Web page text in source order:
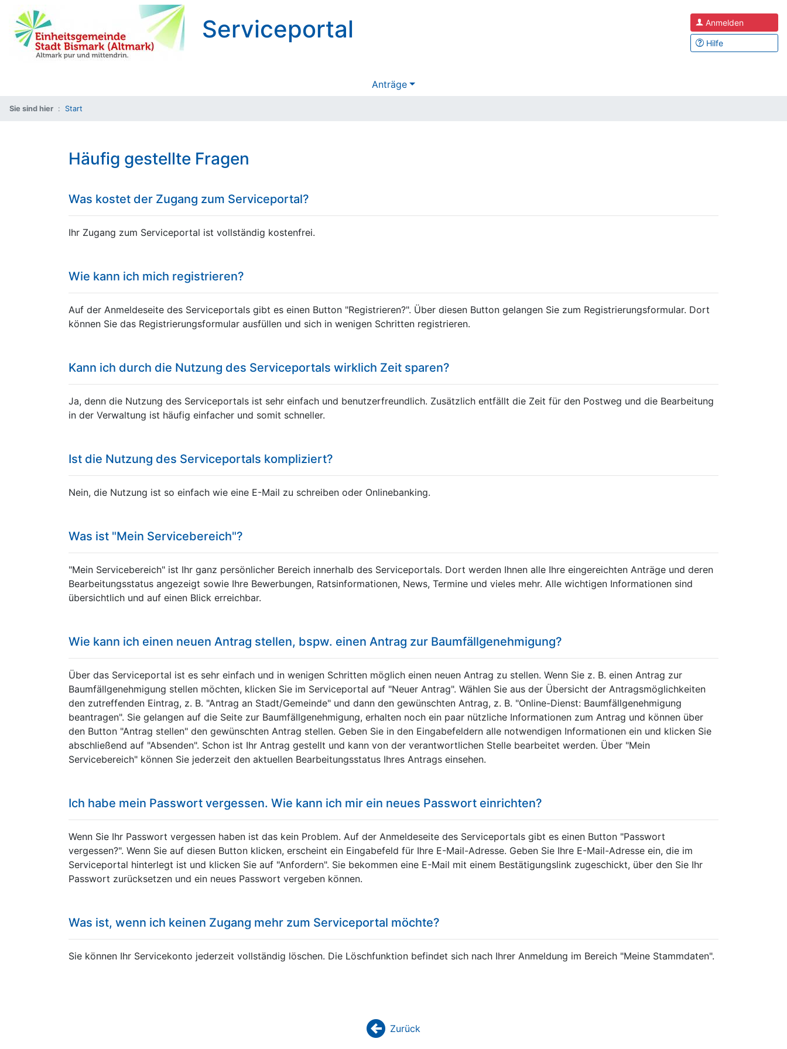
Serviceportal Anmelden
Hilfe
Anträge
Sie sind hier Start
Häufig gestellte Fragen
Was kostet der Zugang zum Serviceportal?
Ihr Zugang zum Serviceportal ist vollständig kostenfrei.
Wie kann ich mich registrieren?
Auf der Anmeldeseite des Serviceportals gibt es einen Button "Registrieren?". Über diesen Button gelangen Sie zum Registrierungsformular. Dort
können Sie das Registrierungsformular ausfüllen und sich in wenigen Schritten registrieren.
Kann ich durch die Nutzung des Serviceportals wirklich Zeit sparen?
Ja, denn die Nutzung des Serviceportals ist sehr einfach und benutzerfreundlich. Zusätzlich entfällt die Zeit für den Postweg und die Bearbeitung
in der Verwaltung ist häufig einfacher und somit schneller.
Ist die Nutzung des Serviceportals kompliziert?
Nein, die Nutzung ist so einfach wie eine E-Mail zu schreiben oder Onlinebanking.
Was ist "Mein Servicebereich"?
"Mein Servicebereich" ist Ihr ganz persönlicher Bereich innerhalb des Serviceportals. Dort werden Ihnen alle Ihre eingereichten Anträge und deren
Bearbeitungsstatus angezeigt sowie Ihre Bewerbungen, Ratsinformationen, News, Termine und vieles mehr. Alle wichtigen Informationen sind
übersichtlich und auf einen Blick erreichbar.
Wie kann ich einen neuen Antrag stellen, bspw. einen Antrag zur Baumfällgenehmigung?
Über das Serviceportal ist es sehr einfach und in wenigen Schritten möglich einen neuen Antrag zu stellen. Wenn Sie z. B. einen Antrag zur
Baumfällgenehmigung stellen möchten, klicken Sie im Serviceportal auf "Neuer Antrag". Wählen Sie aus der Übersicht der Antragsmöglichkeiten
den zutreffenden Eintrag, z. B. "Antrag an Stadt/Gemeinde" und dann den gewünschten Antrag, z. B. "Online-Dienst: Baumfällgenehmigung
beantragen". Sie gelangen auf die Seite zur Baumfällgenehmigung, erhalten noch ein paar nützliche Informationen zum Antrag und können über
den Button "Antrag stellen" den gewünschten Antrag stellen. Geben Sie in den Eingabefeldern alle notwendigen Informationen ein und klicken Sie
abschließend auf "Absenden". Schon ist Ihr Antrag gestellt und kann von der verantwortlichen Stelle bearbeitet werden. Über "Mein
Servicebereich" können Sie jederzeit den aktuellen Bearbeitungsstatus Ihres Antrags einsehen.
Ich habe mein Passwort vergessen. Wie kann ich mir ein neues Passwort einrichten?
Wenn Sie Ihr Passwort vergessen haben ist das kein Problem. Auf der Anmeldeseite des Serviceportals gibt es einen Button "Passwort
vergessen?". Wenn Sie auf diesen Button klicken, erscheint ein Eingabefeld für Ihre E-Mail-Adresse. Geben Sie Ihre E-Mail-Adresse ein, die im
Serviceportal hinterlegt ist und klicken Sie auf "Anfordern". Sie bekommen eine E-Mail mit einem Bestätigungslink zugeschickt, über den Sie Ihr
Passwort zurücksetzen und ein neues Passwort vergeben können.
Was ist, wenn ich keinen Zugang mehr zum Serviceportal möchte?
Sie können Ihr Servicekonto jederzeit vollständig löschen. Die Löschfunktion befindet sich nach Ihrer Anmeldung im Bereich "Meine Stammdaten".
backward Zurück